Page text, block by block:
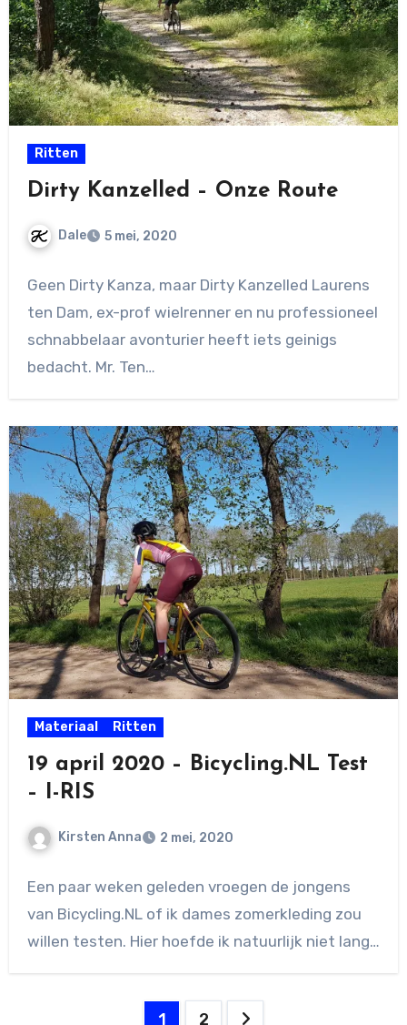
Ritten
Dirty Kanzelled – Onze Route
Dale 5 mei, 2020
reacties
Geen Dirty Kanza, maar Dirty Kanzelled Laurens
ten Dam, ex-prof wielrenner en nu professioneel
schnabbelaar avonturier heeft iets geinigs
bedacht. Mr. Ten…
Materiaal Ritten
19 april 2020 – Bicycling.NL Test
– I-RIS
Kirsten Anna 2 mei, 2020
reacties
Een paar weken geleden vroegen de jongens
van Bicycling.NL of ik dames zomerkleding zou
willen testen. Hier hoefde ik natuurlijk niet lang…
1 2